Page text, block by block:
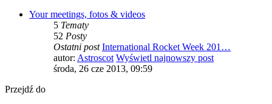
Your meetings, fotos & videos
5 Tematy
52 Posty
Ostatni post International Rocket Week 201…
autor: Astroscot Wyświetl najnowszy post
środa, 26 cze 2013, 09:59
Przejdź do